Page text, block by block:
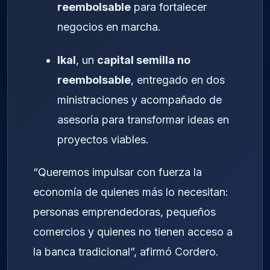
reembolsable para fortalecer
negocios en marcha.
Ikal, un capital semilla no
reembolsable, entregado en dos
ministraciones y acompañado de
asesoría para transformar ideas en
proyectos viables.
“Queremos impulsar con fuerza la
economía de quienes más lo necesitan:
personas emprendedoras, pequeños
comercios y quienes no tienen acceso a
la banca tradicional”, afirmó Cordero.